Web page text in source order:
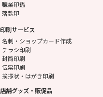
職業印鑑
落款印
印刷サービス
名刺・ショップカード作成
チラシ印刷
封筒印刷
伝票印刷
挨拶状・はがき印刷
店舗グッズ・販促品